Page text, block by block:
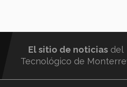
El sitio de noticias del
Tecnológico de